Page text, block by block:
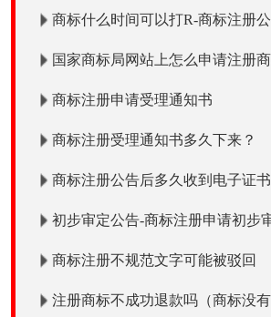
商标什么时间可以打R-商标注册
国家商标局网站上怎么申请注册商
商标注册申请受理通知书
商标注册受理通知书多久下来？
商标注册公告后多久收到电子证书
初步审定公告-商标注册申请初步
商标注册不规范文字可能被驳回
注册商标不成功退款吗（商标没